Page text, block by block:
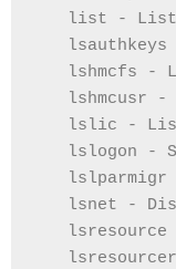
list -
lsauthkeys
lshmcfs -
lshmcusr -
lslic -
lslogon -
lslparmigr
lsnet -
lsresource